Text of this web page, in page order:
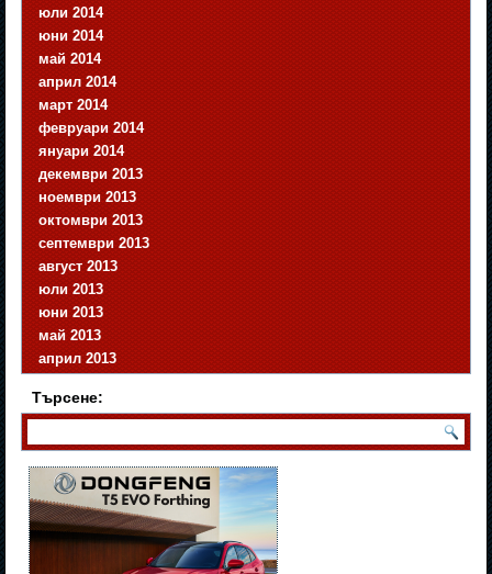
юли 2014
юни 2014
май 2014
април 2014
март 2014
февруари 2014
януари 2014
декември 2013
ноември 2013
октомври 2013
септември 2013
август 2013
юли 2013
юни 2013
май 2013
април 2013
Търсене: